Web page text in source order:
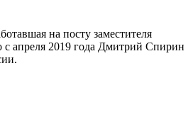
на посту заместителя
с апреля 2019 года Дмитрий Спирин